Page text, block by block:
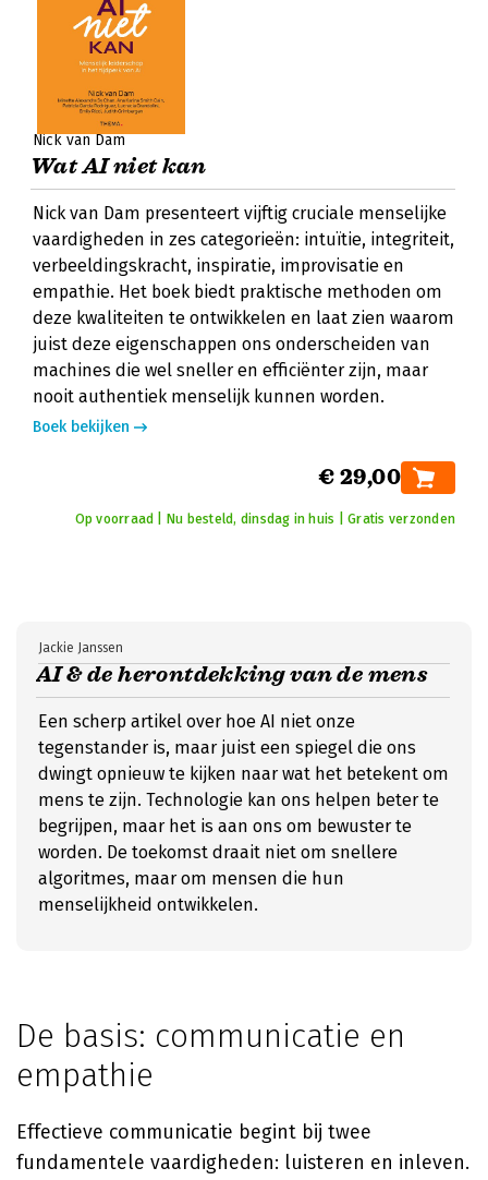
Nick van Dam
Wat AI niet kan
Nick van Dam presenteert vijftig cruciale menselijke
vaardigheden in zes categorieën: intuïtie, integriteit,
verbeeldingskracht, inspiratie, improvisatie en
empathie. Het boek biedt praktische methoden om
deze kwaliteiten te ontwikkelen en laat zien waarom
juist deze eigenschappen ons onderscheiden van
machines die wel sneller en efficiënter zijn, maar
nooit authentiek menselijk kunnen worden.
Boek bekijken
€ 29,00
Op voorraad | Nu besteld, dinsdag in huis | Gratis verzonden
AI & de herontdekking van de mens
Jackie Janssen
Een scherp artikel over hoe AI niet onze
tegenstander is, maar juist een spiegel die ons
dwingt opnieuw te kijken naar wat het betekent om
mens te zijn. Technologie kan ons helpen beter te
begrijpen, maar het is aan ons om bewuster te
worden. De toekomst draait niet om snellere
algoritmes, maar om mensen die hun
menselijkheid ontwikkelen.
De basis: communicatie en
empathie
Effectieve communicatie begint bij twee
fundamentele vaardigheden: luisteren en inleven.